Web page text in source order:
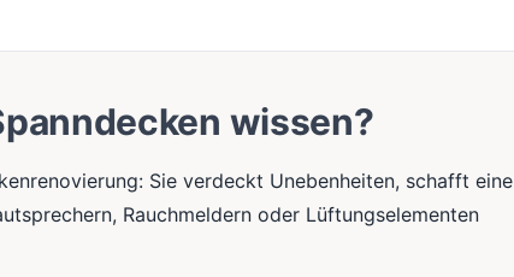
wissen?
Sie verdeckt Unebenheiten, schafft eine
Rauchmeldern oder Lüftungselementen